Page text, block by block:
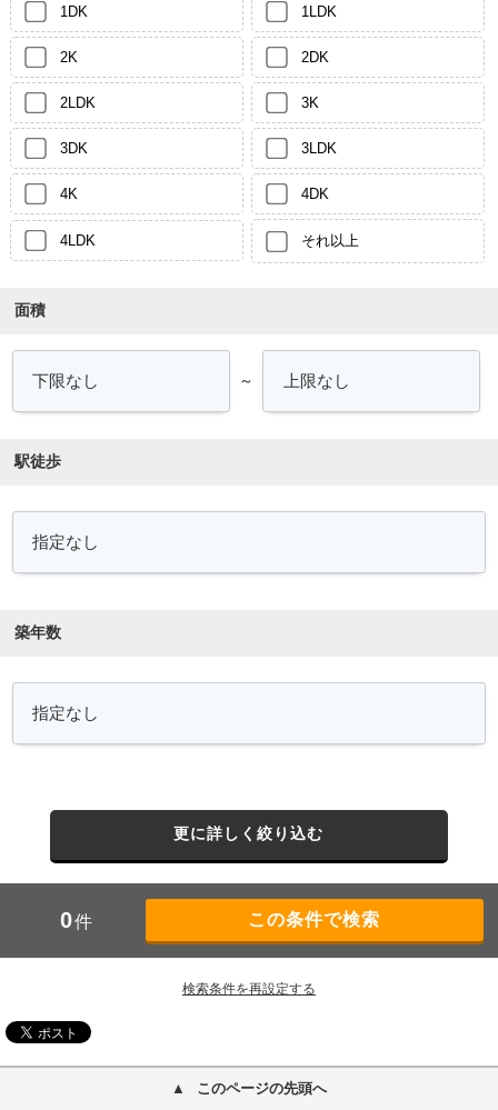
1DK 1LDK
2K 2DK
2LDK 3K
3DK 3LDK
4K 4DK
4LDK それ以上
面積
～
駅徒歩
築年数
更に詳しく絞り込む
0件
検索条件を再設定する
このページの先頭へ